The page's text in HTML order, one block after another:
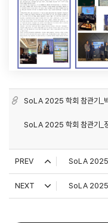
SoLA 2025 학회 참관기_
SoLA 2025 학회 참관기_
PREV SoLA 2025
NEXT SoLA 2025